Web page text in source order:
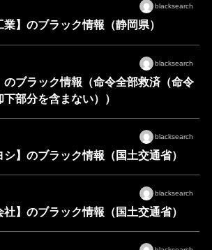
blacksearch
業】のブラック情報（静岡県）
blacksearch
のブラック情報（命令全部救済（命令
部分を含まない））
blacksearch
シ】のブラック情報（国土交通省）
blacksearch
社】のブラック情報（国土交通省）